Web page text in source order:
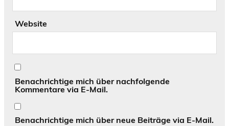
Website
Benachrichtige mich über nachfolgende
Kommentare via E-Mail.
Benachrichtige mich über neue Beiträge via E-Mail.